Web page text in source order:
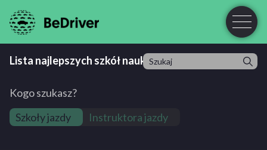
Lista najlepszych szkół nauki jazdy
Kogo szukasz?
Szkoły jazdy
Instruktora jazdy